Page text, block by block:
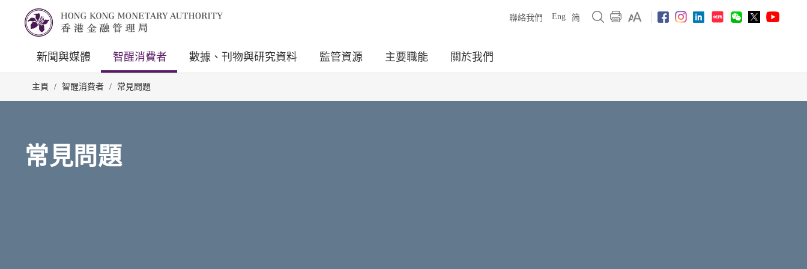
聯絡我們 Eng 简
新聞與媒體 智醒消費者 數據、刊物與研究資料 監管資源 主要職能 關於我們
主頁 / 智醒消費者 / 常見問題
常見問題